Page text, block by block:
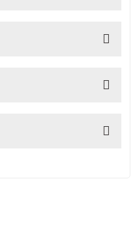
ve diğer